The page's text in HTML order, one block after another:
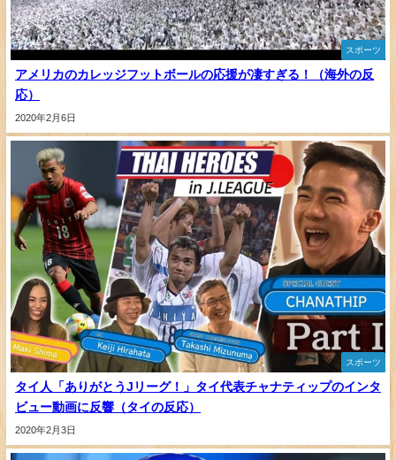
スポーツ
アメリカのカレッジフットボールの応援が凄すぎる！（海外の反
応）
2020年2月6日
スポーツ
タイ人「ありがとうJリーグ！」タイ代表チャナティップのインタ
ビュー動画に反響（タイの反応）
2020年2月3日